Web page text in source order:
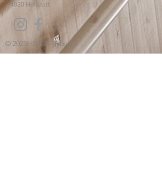
4830 Hallstatt
© 2025HTBLA Hallstatt